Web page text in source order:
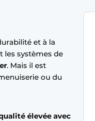
et à la
les systèmes de
. Mais il est
ou du
élevée avec